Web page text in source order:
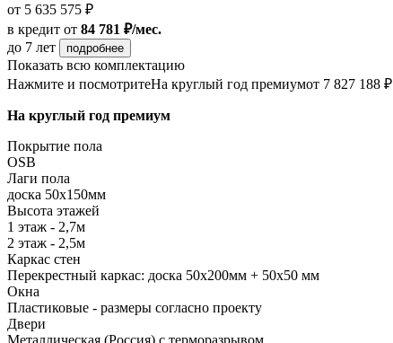
от 5 635 575 ₽
в кредит от 84 781 ₽/мес.
до 7 лет
подробнее
Показать всю комплектацию
Нажмите и посмотритеНа круглый год премиумот 7 827 188 ₽
На круглый год премиум
Покрытие пола
ОSB
Лаги пола
доска 50х150мм
Высота этажей
1 этаж - 2,7м
2 этаж - 2,5м
Каркас стен
Перекрестный каркас: доска 50х200мм + 50х50 мм
Окна
Пластиковые - размеры согласно проекту
Двери
Металлическая (Россия) с терморазрывом